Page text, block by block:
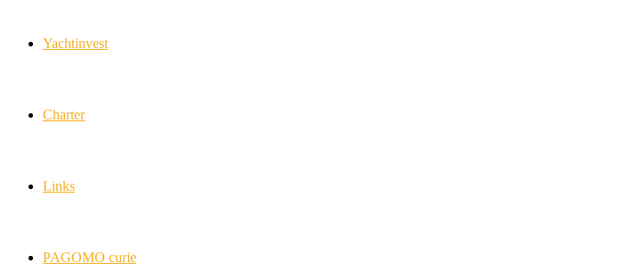
Yachtinvest
Charter
Links
PAGOMO curie